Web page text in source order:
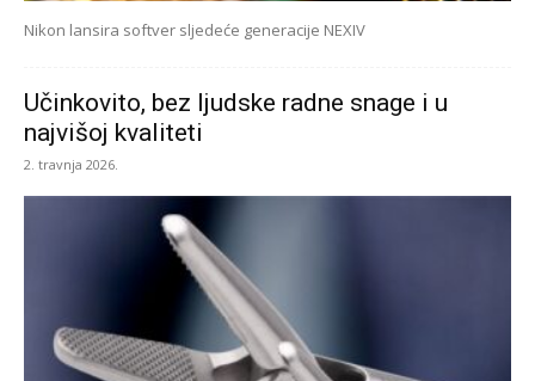
Nikon lansira softver sljedeće generacije NEXIV
Učinkovito, bez ljudske radne snage i u
najvišoj kvaliteti
2. travnja 2026.